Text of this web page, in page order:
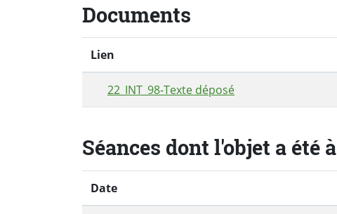
Documents
Lien
22_INT_98-Texte déposé
Séances dont l'objet a été
Date